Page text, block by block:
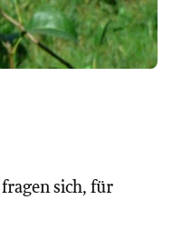
sich, für